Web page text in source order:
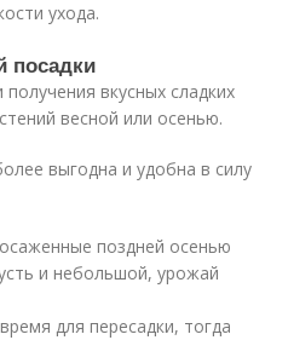
ухода.
посадки
вкусных сладких
весной или осенью.
выгодна и удобна в силу
поздней осенью
и небольшой, урожай
для пересадки, тогда